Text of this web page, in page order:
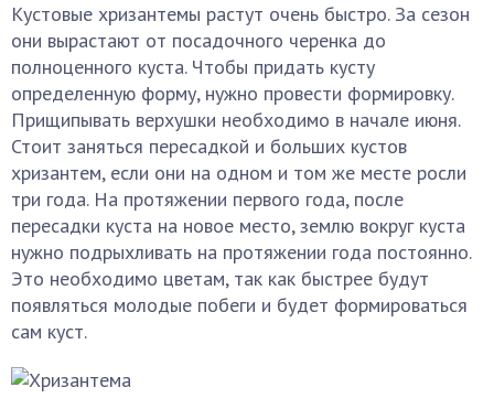
Кустовые хризантемы растут очень быстро. За сезон
они вырастают от посадочного черенка до
полноценного куста. Чтобы придать кусту
определенную форму, нужно провести формировку.
Прищипывать верхушки необходимо в начале июня.
Стоит заняться пересадкой и больших кустов
хризантем, если они на одном и том же месте росли
три года. На протяжении первого года, после
пересадки куста на новое место, землю вокруг куста
нужно подрыхливать на протяжении года постоянно.
Это необходимо цветам, так как быстрее будут
появляться молодые побеги и будет формироваться
сам куст.